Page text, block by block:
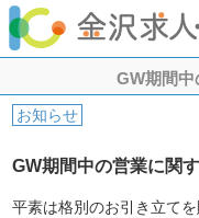
GW期間
お知らせ
GW期間中の営業に関
平素は格別のお引き立て